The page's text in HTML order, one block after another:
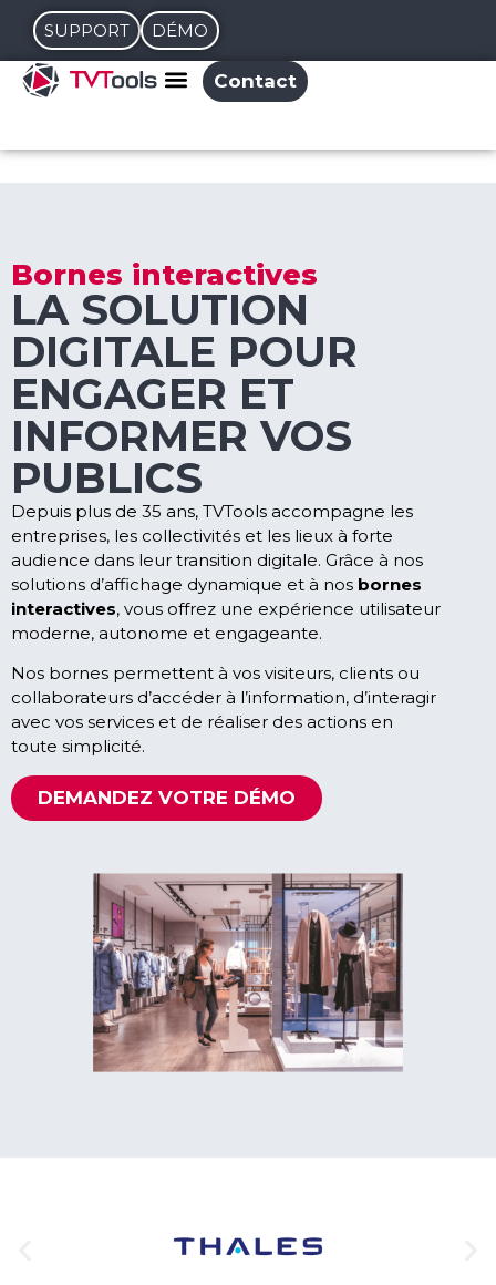
SUPPORT DÉMO
Contact
Bornes interactives
LA SOLUTION
DIGITALE POUR
ENGAGER ET
INFORMER VOS
PUBLICS
Depuis plus de 35 ans, TVTools accompagne les
entreprises, les collectivités et les lieux à forte
audience dans leur transition digitale. Grâce à nos
solutions d’affichage dynamique et à nos bornes
interactives, vous offrez une expérience utilisateur
moderne, autonome et engageante.
Nos bornes permettent à vos visiteurs, clients ou
collaborateurs d’accéder à l’information, d’interagir
avec vos services et de réaliser des actions en
toute simplicité.
DEMANDEZ VOTRE DÉMO